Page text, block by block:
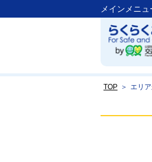
メインメニ
TOP ＞ エリ